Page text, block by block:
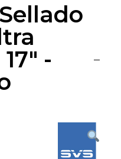
-